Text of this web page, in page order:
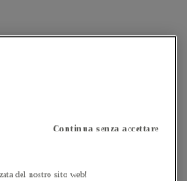
Continua senza accettare
del nostro sito web!